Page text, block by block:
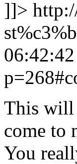
]]>
This will
come to
You